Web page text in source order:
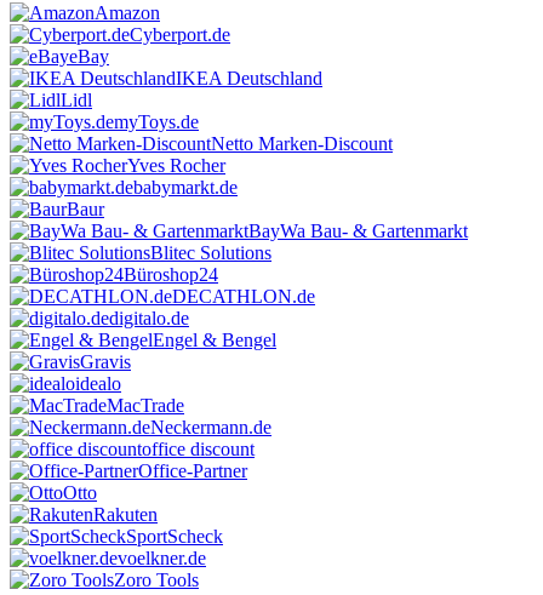
Amazon
Cyberport.de
eBay
IKEA Deutschland
Lidl
myToys.de
Netto Marken-Discount
Yves Rocher
babymarkt.de
Baur
BayWa Bau- & Gartenmarkt
Blitec Solutions
Büroshop24
DECATHLON.de
digitalo.de
Engel & Bengel
Gravis
idealo
MacTrade
Neckermann.de
office discount
Office-Partner
Otto
Rakuten
SportScheck
voelkner.de
Zoro Tools